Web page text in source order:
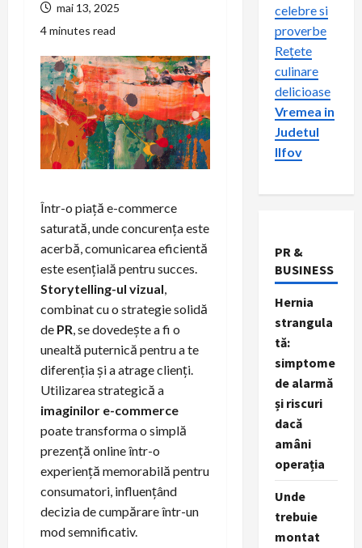
mai 13, 2025
4 minutes read
Într-o piață e-commerce
saturată, unde concurența este
acerbă, comunicarea eficientă
este esențială pentru succes.
Storytelling-ul vizual
combinat cu o strategie solidă
de PR , se dovedește a fi o
unealtă puternică pentru a te
diferenția și a atrage clienți.
Utilizarea strategică a
imaginilor e-commerce
poate transforma o simplă
prezență online într-o
experiență memorabilă pentru
consumatori, influențând
decizia de cumpărare într-un
mod semnificativ.
celebre si
proverbe
Rețete
culinare
delicioase
Vremea in
Judetul
Ilfov
PR &
BUSINESS
Hernia
strangula
tă:
simptome
de alarmă
și riscuri
dacă
amâni
operația
Unde
trebuie
montat